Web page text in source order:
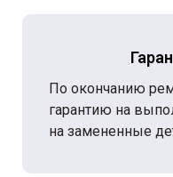
По окончанию
гарантию на
на замененные